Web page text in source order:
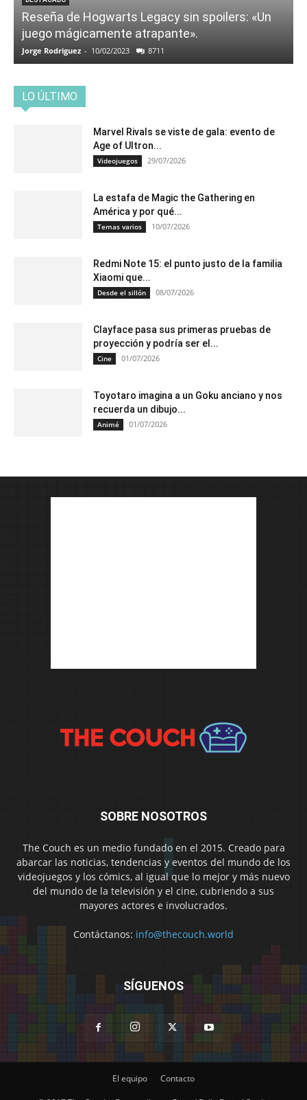
Reseña de Hogwarts Legacy sin spoilers: «Un
juego mágicamente atrapante».
Jorge Rodriguez - 10/02/2023 8711
LO ÚLTIMO
Marvel Rivals se viste de gala: evento de
Age of Ultron...
Videojuegos 29/07/2026
La estafa de Magic the Gathering en
América y por qué...
Temas varios 10/07/2026
Redmi Note 15: el punto justo de la familia
Xiaomi que...
Desde el sillón 08/07/2026
Clayface pasa sus primeras pruebas de
proyección y podría ser el...
Cine 01/07/2026
Toyotaro imagina a un Goku anciano y nos
recuerda un dibujo...
Animé 01/07/2026
SOBRE NOSOTROS
The Couch es un medio fundado en el 2015. Creado para
abarcar las noticias, tendencias y eventos del mundo de los
videojuegos y los cómics, al igual que lo mejor y más nuevo
del mundo de la televisión y el cine, cubriendo a sus
mayores actores e involucrados.
Contáctanos: info@thecouch.world
SÍGUENOS
El equipo Contacto